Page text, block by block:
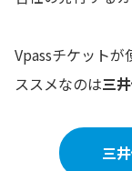
Vpassチケット
ススメなのは三
三